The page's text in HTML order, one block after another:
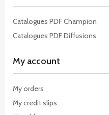
Catalogues PDF Champion
Catalogues PDF Diffusions
My account
My orders
My credit slips